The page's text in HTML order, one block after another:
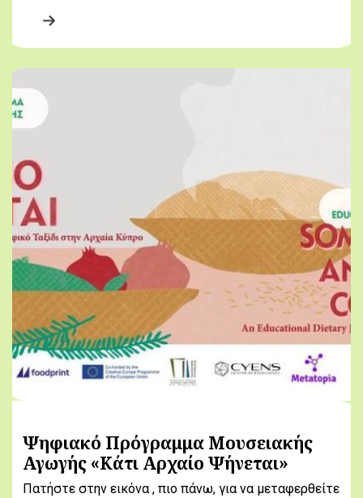
Ψηφιακό Πρόγραμμα Μουσειακής
Αγωγής «Κάτι Αρχαίο Ψήνεται»
Πατήστε στην εικόνα , πιο πάνω, για να μεταφερθείτε